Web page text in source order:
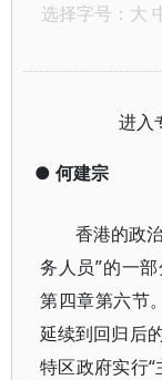
选择字号： 大
进入
● 何建宗
香港的政
务人员”的一
第四章第六节
延续到回归后
特区政府实行“